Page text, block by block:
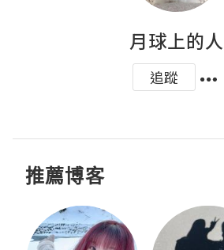
月球上的人
追蹤
推薦博客